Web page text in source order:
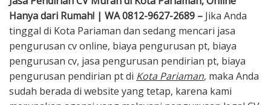
Hanya dari Rumah! | WA 0812-9627-2689 – Jika Anda
tinggal di Kota Pariaman dan sedang mencari jasa
pengurusan cv online, biaya pengurusan pt, biaya
pengurusan cv, jasa pengurusan pendirian pt, biaya
pengurusan pendirian pt di Kota Pariaman, maka Anda
sudah berada di website yang tetap, karena kami